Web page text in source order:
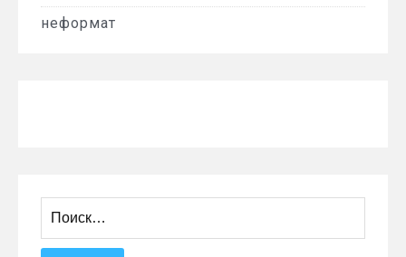
неформат